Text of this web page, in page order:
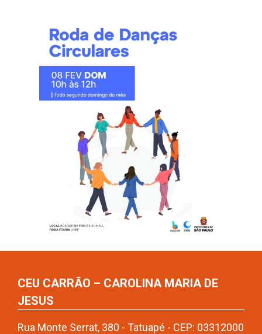
CEU CARRÃO – CAROLINA MARIA DE
JESUS
Rua Monte Serrat, 380 - Tatuapé - CEP: 03312000